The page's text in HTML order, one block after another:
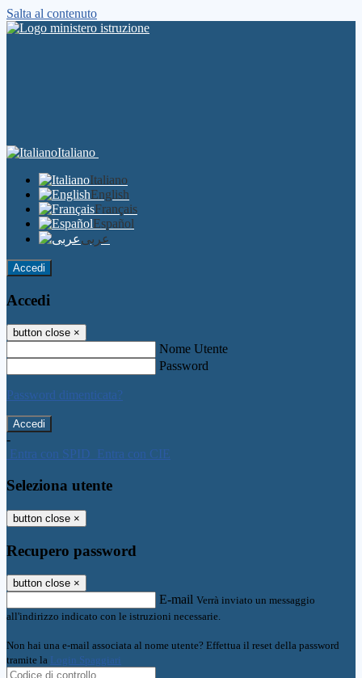
Salta al contenuto
Italiano
Italiano
English
Français
Español
عربى
Accedi
Accedi
button close ×
Nome Utente
Password
Password dimenticata?
-
Entra con SPID Entra con CIE
Seleziona utente
button close ×
Recupero password
button close ×
E-mail Verrà inviato un messaggio
all'indirizzo indicato con le istruzioni necessarie.
Non hai una e-mail associata al nome utente? Effettua il reset della password
tramite la Login Spaggiari